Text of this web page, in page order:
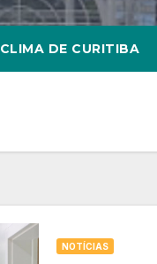
CLIMA DE CURITIBA
NOTÍCIAS